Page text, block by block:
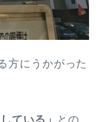
方にうかがった
ている」
との